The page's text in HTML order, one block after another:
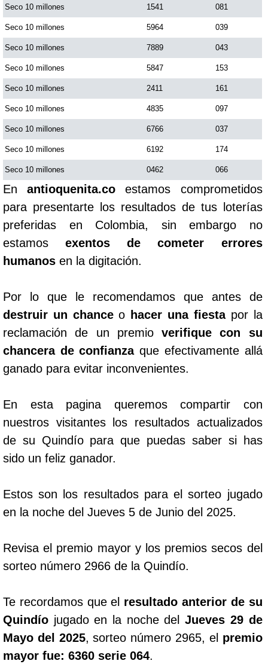
Seco 10 millones 1541 081
Seco 10 millones 5964 039
Seco 10 millones 7889 043
Seco 10 millones 5847 153
Seco 10 millones 2411 161
Seco 10 millones 4835 097
Seco 10 millones 6766 037
Seco 10 millones 6192 174
Seco 10 millones 0462 066
Enantioquenita.co estamos comprometidos
para presentarte los resultados de tus loterías
preferidas en Colombia, sin embargo no
estamosexentos de cometer errores
humanos en la digitación.
Por lo que le recomendamos que antes de
destruir un chanceo hacer una fiestapor la
reclamación de un premioverifique con su
chancera de confianzaque efectivamente allá
ganado para evitar inconvenientes.
En esta pagina queremos compartir con
nuestros visitantes los resultados actualizados
de su Quindío para que puedas saber si has
sido un feliz ganador.
Estos son los resultados para el sorteo jugado
en la noche del Jueves 5 de Junio del 2025.
Revisa el premio mayor y los premios secos del
sorteo número 2966 de la Quindío.
Te recordamos que el resultado anterior de su
Quindío jugado en la noche delJueves 29 de
Mayo del 2025, sorteo número 2965, el premio
mayor fue: 6360 serie 064.